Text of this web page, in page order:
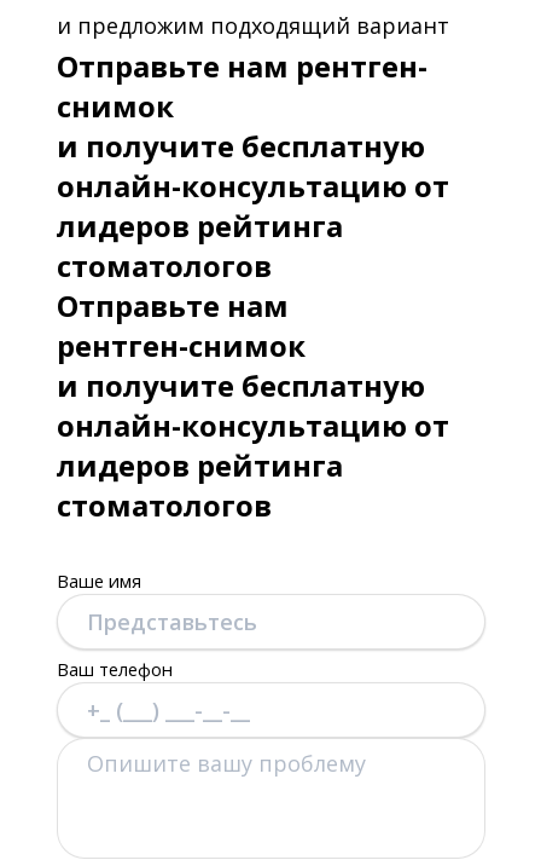
и предложим подходящий вариант
Отправьте нам рентген-
снимок
и получите бесплатную
онлайн-консультацию от
лидеров рейтинга
стоматологов
Отправьте нам
рентген-снимок
и получите бесплатную
онлайн-консультацию от
лидеров рейтинга
стоматологов
Ваше имя
Ваш телефон